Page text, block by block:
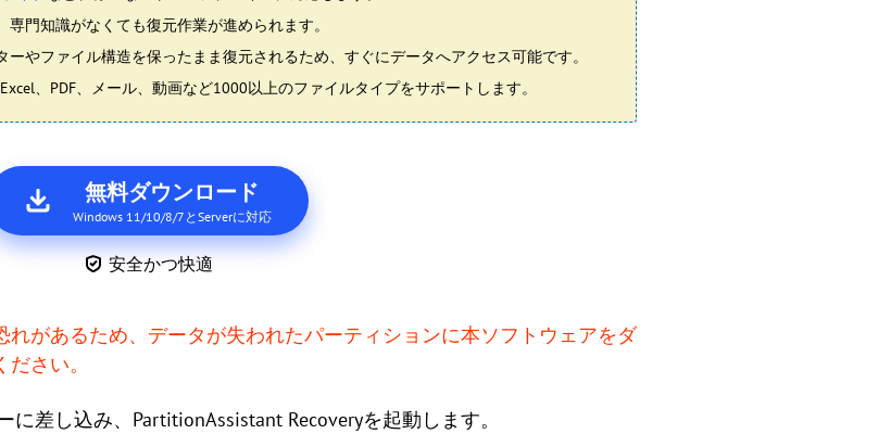
門知識がなくても復元作業が進められます。
やファイル構造を保ったまま復元されるため、すぐにデータへアクセス可能です。
、PDF、メール、動画など1000以上のファイルタイプをサポートします。
無料ダウンロード
Windows 11/10/8/7とServerに対応
安全かつ快適
があるため、データが失われたパーティションに本ソフトウェアをダ
さい。
差し込み、PartitionAssistant Recoveryを起動します。